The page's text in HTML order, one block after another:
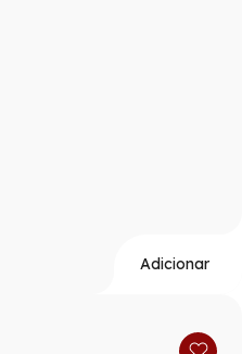
Adicionar